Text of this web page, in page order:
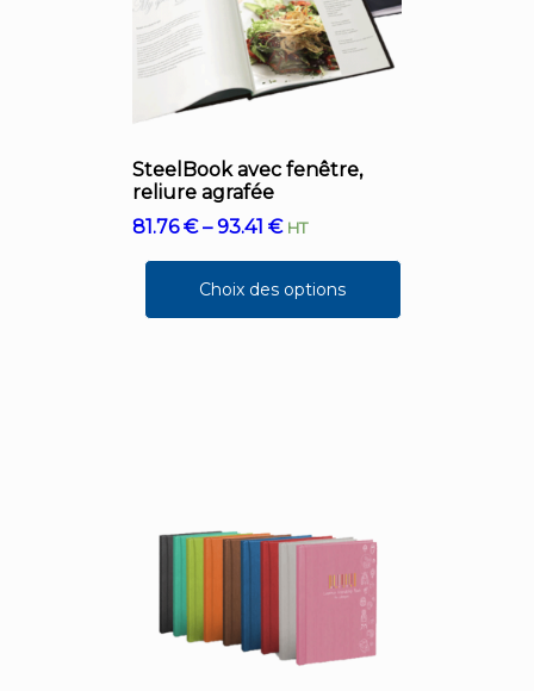
SteelBook avec fenêtre,
reliure agrafée
81.76€–93.41€ HT
Choix des options